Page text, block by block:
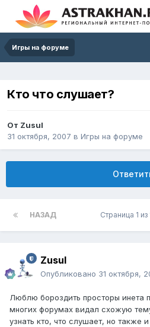
Игры на форуме
Кто что слушает?
От Zusul
31 октября, 2007 в Игры на форуме
НАЗАД Страница 1 из
Zusul
Опубликовано 31 октября,
Люблю бороздить просторы инета
многих форумах видал схожую
узнать кто, что слушает, но также